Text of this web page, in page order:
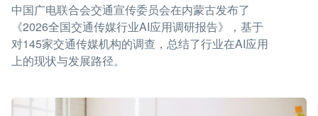
中国广电联合会交通宣传委员会在内蒙古发布了
《2026全国交通传媒行业AI应用调研报告》，基于
对145家交通传媒机构的调查，总结了行业在AI应用
上的现状与发展路径。